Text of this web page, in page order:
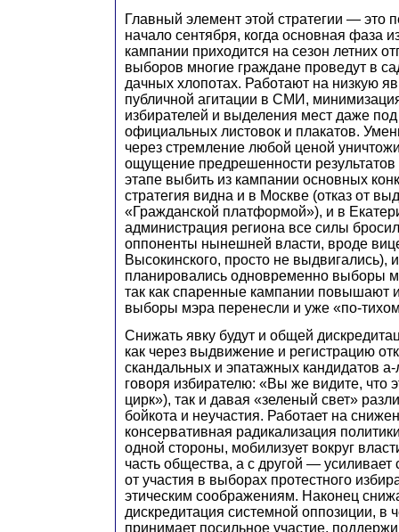
Главный элемент этой стратегии — это
начало сентября, когда основная фаза
кампании приходится на сезон летних
выборов многие граждане проведут в
дачных хлопотах. Работают на низкую
публичной агитации в СМИ,
избирателей и выделения мест даже
официальных листовок и плакатов.
через стремление любой ценой
ощущение предрешенности
этапе выбить из кампании основных
стратегия видна и в Москве (отказ от
«Гражданской платформой»), и в
администрация региона все силы
оппоненты нынешней власти, вроде
Высокинского, просто не выдвигались),
планировались одновременно выборы
так как спаренные кампании повышают
выборы мэра перенесли и уже «по-
Снижать явку будут и общей
как через выдвижение и регистрацию
скандальных и эпатажных кандидатов
говоря избирателю: «Вы же видите, что
цирк»), так и давая «зеленый свет»
бойкота и неучастия. Работает на
консервативная радикализация
одной стороны, мобилизует вокруг
часть общества, а с другой — усиливает
от участия в выборах протестного
этическим соображениям. Наконец
дискредитация системной оппозиции, в
принимает посильное участие,